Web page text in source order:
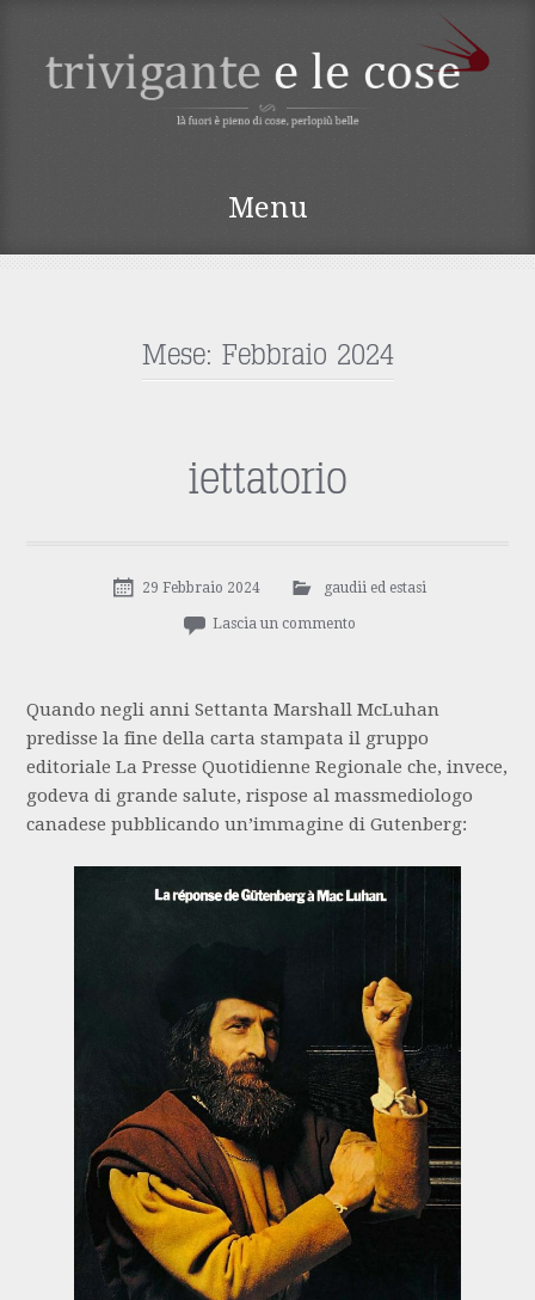
TRIVIGANTE E LE
Menu
Mese: Febbraio 2024
iettatorio
29 Febbraio 2024 gaudii ed estasi
Lascia un commento
Quando negli anni Settanta Marshall McLuhan
predisse la fine della carta stampata il gruppo
editoriale La Presse Quotidienne Regionale che, invece,
godeva di grande salute, rispose al massmediologo
canadese pubblicando un’immagine di Gutenberg: